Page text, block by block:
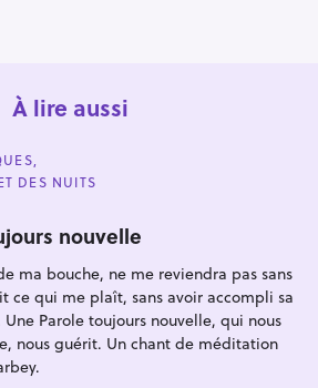
À lire aussi
DES NUITS
nouvelle
ma bouche, ne me reviendra pas sans
ce qui me plaît, sans avoir accompli sa
Une Parole toujours nouvelle, qui nous
nous guérit. Un chant de méditation